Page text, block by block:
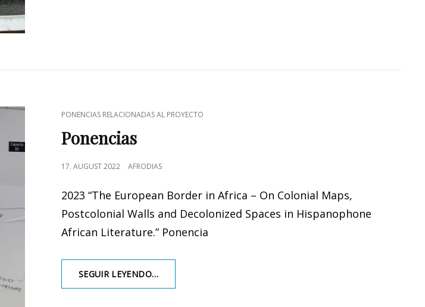
CAT
LINKS
PONENCIAS RELACIONADAS AL PROYECTO
Ponencias
POSTED
17. AUGUST 2022 AFRODIAS
2023 “The European Border in Africa – On Colonial Maps,
Postcolonial Walls and Decolonized Spaces in Hispanophone
African Literature.” Ponencia
SEGUIR LEYENDO…PONENCIAS